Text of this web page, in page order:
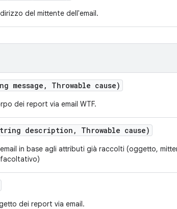
del mittente dell'email.
message , Throwable cause)
dei report via email WTF.
description , Throwable cause)
in base agli attributi già raccolti (oggetto,
dei report via email.